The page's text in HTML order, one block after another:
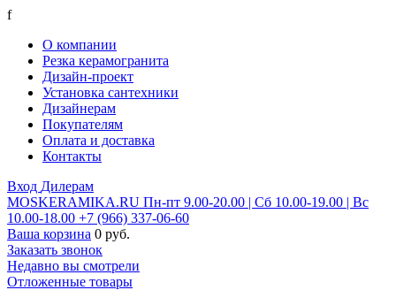
f
О компании
Резка керамогранита
Дизайн-проект
Установка сантехники
Дизайнерам
Покупателям
Оплата и доставка
Контакты
Вход Дилерам
MOSKERAMIKA.RU Пн-пт 9.00-20.00 | Сб 10.00-19.00 | Вс
10.00-18.00 +7 (966) 337-06-60
Ваша корзина 0 руб.
Заказать звонок
Недавно вы смотрели
Отложенные товары